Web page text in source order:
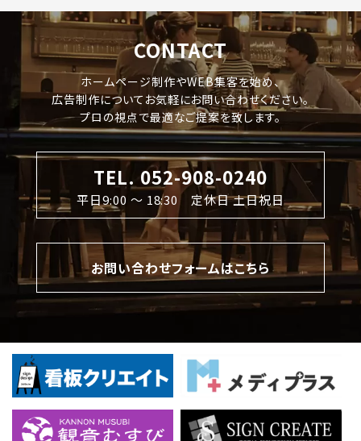
CONTACT
ホームページ制作やWEB集客を始め、
広告制作についてお気軽にお問い合わせください。
プロの視点で最適なご提案を致します。
TEL. 052-908-0240
平日9:00 〜 18:30 定休日 土日祝日
お問い合わせフォームはこちら